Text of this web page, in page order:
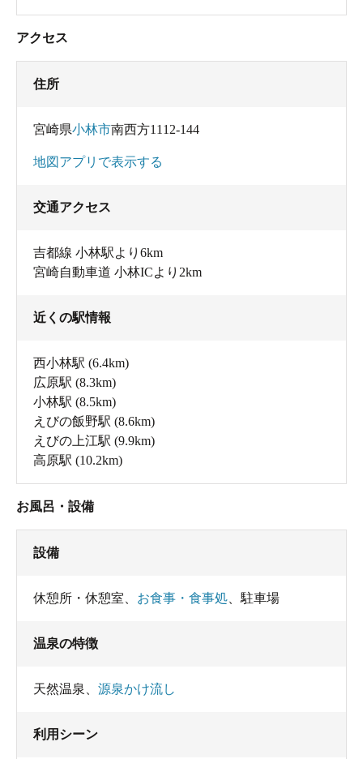
アクセス
住所
宮崎県小林市南西方1112-144
地図アプリで表示する
交通アクセス
吉都線 小林駅より6km
宮崎自動車道 小林ICより2km
近くの駅情報
西小林駅 (6.4km)
広原駅 (8.3km)
小林駅 (8.5km)
えびの飯野駅 (8.6km)
えびの上江駅 (9.9km)
高原駅 (10.2km)
お風呂・設備
設備
休憩所・休憩室 お食事・食事処 駐車場
温泉の特徴
天然温泉 源泉かけ流し
利用シーン